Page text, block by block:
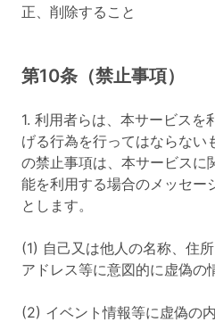
正、削除すること
第10条（禁止事項）
1. 利用者らは、本サービスを
げる行為を行ってはならない
の禁止事項は、本サービスに
能を利用する場合のメッセー
とします。
(1) 自己又は他人の名称、住
アドレス等に意図的に虚偽の
(2) イベント情報等に虚偽の